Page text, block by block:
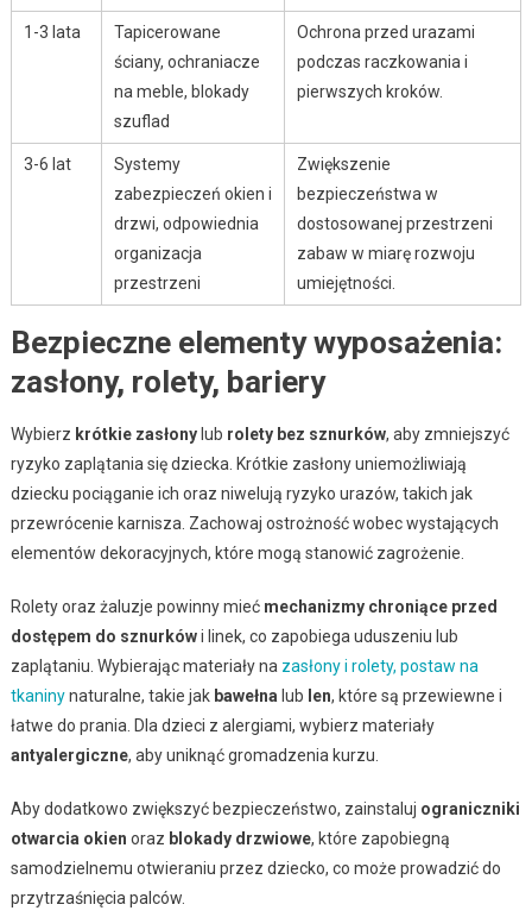
1-3 lata
Tapicerowane
ściany, ochraniacze
na meble, blokady
szuflad
Ochrona przed urazami
podczas raczkowania i
pierwszych kroków.
3-6 lat
Systemy
zabezpieczeń okien i
drzwi, odpowiednia
organizacja
przestrzeni
Zwiększenie
bezpieczeństwa w
dostosowanej przestrzeni
zabaw w miarę rozwoju
umiejętności.
Bezpieczne elementy wyposażenia:
zasłony, rolety, bariery
Wybierz krótkie zasłonylub rolety bez sznurków, aby zmniejszyć
ryzyko zaplątania się dziecka. Krótkie zasłony uniemożliwiają
dziecku pociąganie ich oraz niwelują ryzyko urazów, takich jak
przewrócenie karnisza. Zachowaj ostrożność wobec wystających
elementów dekoracyjnych, które mogą stanowić zagrożenie.
Rolety oraz żaluzje powinny mieć mechanizmy chroniące przed
dostępem do sznurkówi linek, co zapobiega uduszeniu lub
zaplątaniu. Wybierając materiały na zasłony i rolety, postaw na
tkaninynaturalne, takie jak bawełna lub len, które są przewiewne i
łatwe do prania. Dla dzieci z alergiami, wybierz materiały
antyalergiczne, aby uniknąć gromadzenia kurzu.
Aby dodatkowo zwiększyć bezpieczeństwo, zainstaluj ograniczniki
otwarcia okien oraz blokady drzwiowe, które zapobiegną
samodzielnemu otwieraniu przez dziecko, co może prowadzić do
przytrzaśnięcia palców.